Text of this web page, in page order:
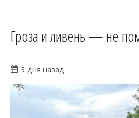
Гроза и ливень — не
3 дня назад